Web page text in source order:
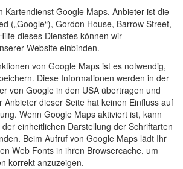
Kartendienst Google Maps. Anbieter ist die
(„Google“), Gordon House, Barrow Street,
dieses Dienstes können wir
Website einbinden.
von Google Maps ist es notwendig,
Diese Informationen werden in der
von Google in den USA übertragen und
Anbieter dieser Seite hat keinen Einfluss auf
Wenn Google Maps aktiviert ist, kann
einheitlichen Darstellung der Schriftarten
Beim Aufruf von Google Maps lädt Ihr
Web Fonts in ihren Browsercache, um
korrekt anzuzeigen.